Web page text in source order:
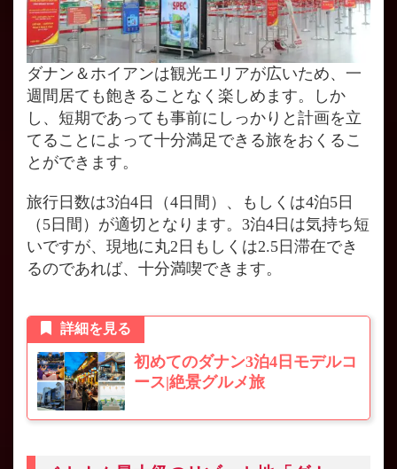
ダナン＆ホイアンは観光エリアが広いため、一
週間居ても飽きることなく楽しめます。しか
し、短期であっても事前にしっかりと計画を立
てることによって十分満足できる旅をおくるこ
とができます。
旅行日数は3泊4日（4日間）、もしくは4泊5日
（5日間）が適切となります。3泊4日は気持ち短
いですが、現地に丸2日もしくは2.5日滞在でき
るのであれば、十分満喫できます。
初めてのダナン3泊4日モデルコ
ース|絶景グルメ旅
詳細を見る